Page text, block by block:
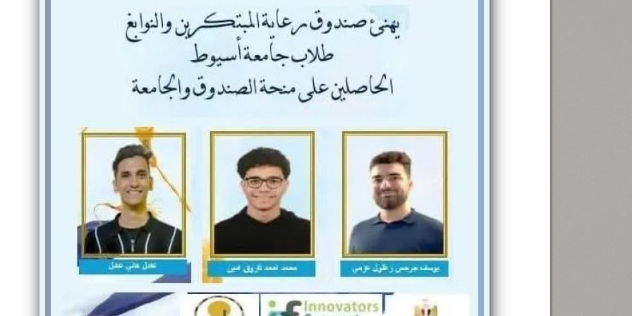
الدواء المصرية يشن حملة رقابية مكبرة
لضبط المنشآت الطبية المخالفة.....
والحنجرة ينجح في استئصال ورم خبيث
من... جديد بمستشفيات الجامعة...